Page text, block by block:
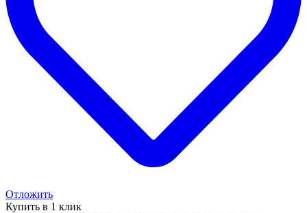
Отложить
Купить в 1 клик